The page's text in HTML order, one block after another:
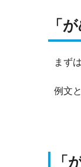
「
まず
例文
「